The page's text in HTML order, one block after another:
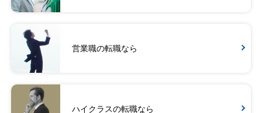
営業職の転職なら
ハイクラスの転職なら